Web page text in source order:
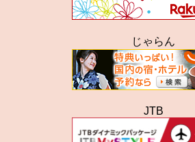
じゃらん
JTB